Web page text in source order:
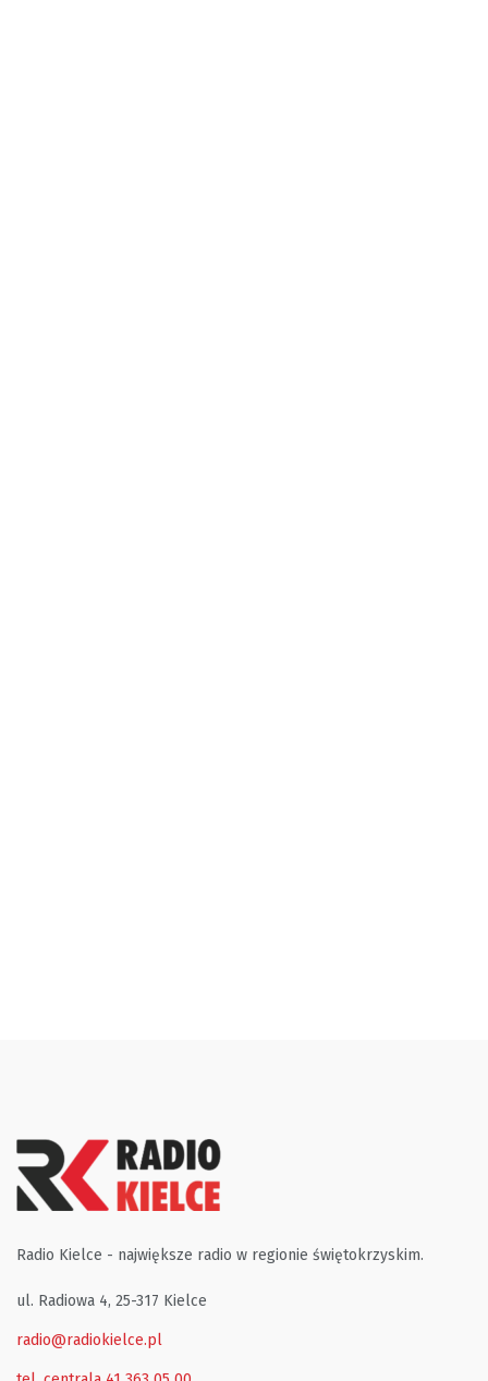
Radio Kielce - największe radio w regionie świętokrzyskim.
ul. Radiowa 4, 25-317 Kielce
radio@radiokielce.pl